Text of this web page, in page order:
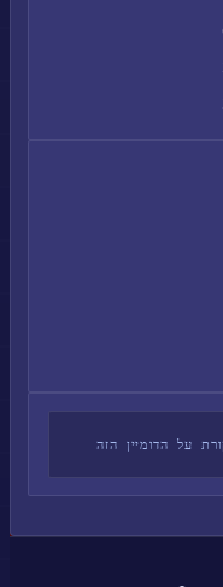
על הדומיין הזה